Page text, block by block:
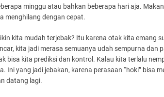
minggu atau bahkan beberapa hari aja.
menghilang dengan cepat.
kita mudah terjebak? Itu karena otak kita emang
kita jadi merasa semuanya udah sempurna dan
bisa kita prediksi dan kontrol. Kalau kita terlalu
Ini yang jadi jebakan, karena perasaan “hoki” bisa
datang lagi.